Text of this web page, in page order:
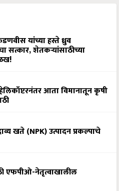
यांच्या हस्ते ध्रुव
सत्कार, शेतकऱ्यांसाठीच्या
आता विमानातून कृषी
खते (NPK) उत्पादन प्रकल्पाचे
एफपीओ-नेतृत्वाखालील